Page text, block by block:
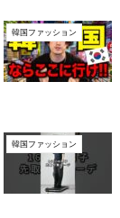
韓国ファッション
韓国ファッション